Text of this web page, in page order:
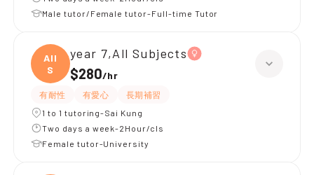
Male tutor/Female tutor-Full-time Tutor
All
S
year 7,All Subjects
$280/hr
有耐性 有愛心
長期補習
1 to 1 tutoring-Sai Kung
Two days a week-2Hour/cls
Female tutor-University